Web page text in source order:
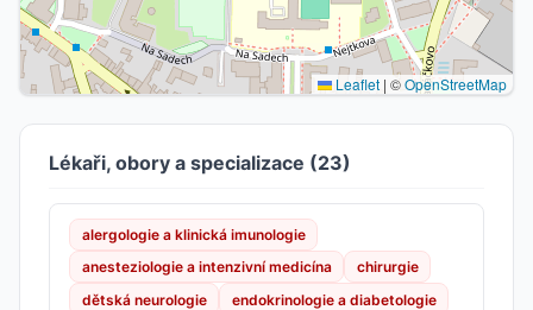
Leaflet | ©OpenStreetMap
Lékaři, obory a specializace (23)
alergologie a klinická imunologie
anesteziologie a intenzivní medicína
chirurgie
dětská neurologie
endokrinologie a diabetologie